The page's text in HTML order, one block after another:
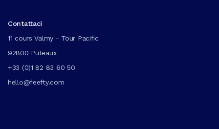
Contattaci
11 cours Valmy - Tour Pacific
92800 Puteaux
+33 (0)1 82 83 60 50
hello@feefty.com